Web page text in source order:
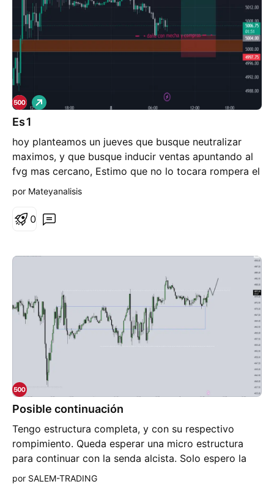
Es1
hoy planteamos un jueves que busque neutralizar
maximos, y que busque inducir ventas apuntando al
fvg mas cercano, Estimo que no lo tocara rompera el
minimo mas cercano con una mecha y
L
a
o
por Mateyanalisis
0
Posible continuación
Tengo estructura completa, y con su respectivo
rompimiento. Queda esperar una micro estructura
para continuar con la senda alcista. Solo espero la
apertura del mercado americado y seguir el plan
por SALEM-TRADING